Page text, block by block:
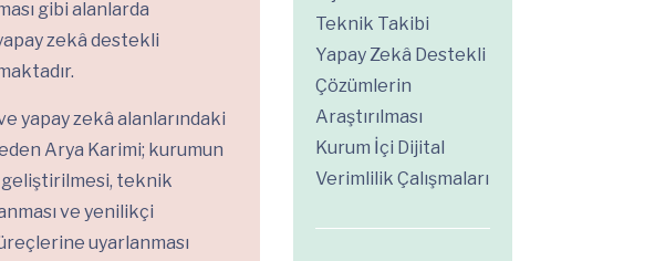
gibi alanlarda
zekâ destekli
yapay zekâ alanlarındaki
Arya Karimi; kurumun
geliştirilmesi, teknik
ve yenilikçi
uyarlanması
Teknik Takibi
Yapay Zekâ Destekli
Çözümlerin
Araştırılması
Kurum İçi Dijital
Verimlilik Çalışmaları